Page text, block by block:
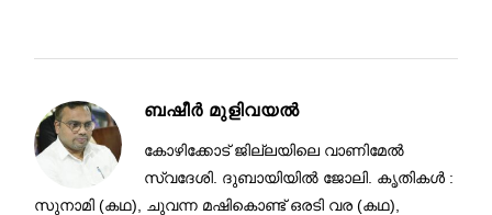
ബഷീർ മുളിവയൽ
കോഴിക്കോട് ജില്ലയിലെ വാണിമേൽ
സ്വദേശി. ദുബായിയിൽ ജോലി. കൃതികൾ :
സുനാമി (കഥ), ചുവന്ന മഷികൊണ്ട് ഒരടി വര (കഥ),